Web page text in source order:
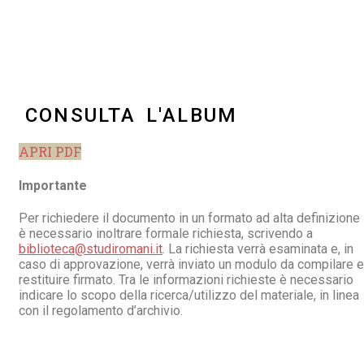
CONSULTA L'ALBUM
APRI PDF
Importante
Per richiedere il documento in un formato ad alta definizione
è necessario inoltrare formale richiesta, scrivendo a
biblioteca@studiromani.it. La richiesta verrà esaminata e, in
caso di approvazione, verrà inviato un modulo da compilare e
restituire firmato. Tra le informazioni richieste è necessario
indicare lo scopo della ricerca/utilizzo del materiale, in linea
con il regolamento d’archivio.